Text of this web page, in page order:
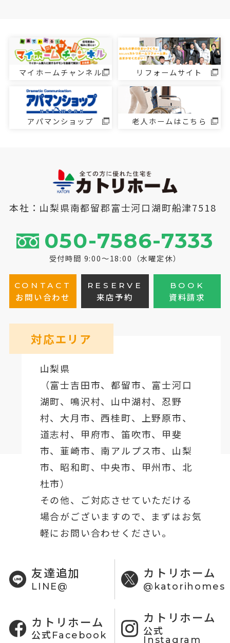
マイホームチャンネル リフォームサイト
アパマンショップ 老人ホームはこちら
本社：山梨県南都留郡富士河口湖町船津7518
050-7586-7333
受付時間 9:00～18:00（水曜定休）
CONTACT
お問い合わせ
RESERVE
来店予約
BOOK
資料請求
対応エリア
山梨県
（富士吉田市、都留市、 富士河口
湖町、鳴沢村、山中湖村、忍野
村、 大月市、西桂町、上野原市、
道志村、 甲府市、笛吹市、甲斐
市、韮崎市、南アルプス市、山梨
市、昭和町、中央市、甲州市、北
杜市）
その他、ご対応させていただける
場合がございますので、まずはお気
軽にお問い合わせください。
友達追加
LINE@
カトリホーム
@katorihomes
カトリホーム
公式Facebook
カトリホーム
公式
Instagram